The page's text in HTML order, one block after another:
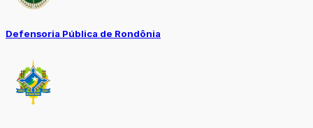
Defensoria Pública de Rondônia